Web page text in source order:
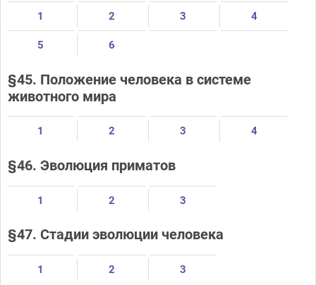
1 2 3 4
5 6
§45. Положение человека в системе
животного мира
1 2 3 4
§46. Эволюция приматов
1 2 3
§47. Стадии эволюции человека
1 2 3